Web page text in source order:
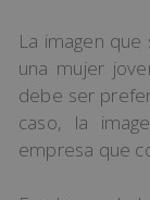
La imagen
una mujer
debe ser
caso, la
empresa que